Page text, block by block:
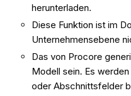
herunterladen.
Diese Funktion ist im
Unternehmensebene
Das von Procore
Modell sein. Es
oder Abschnittsfelder